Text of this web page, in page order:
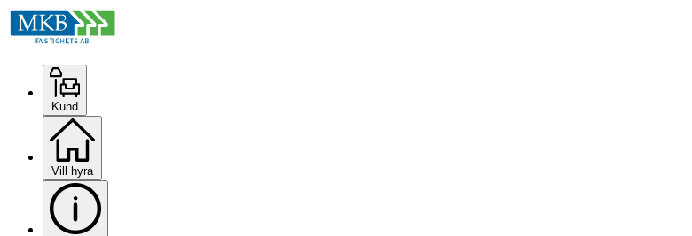
Kund
Vill hyra